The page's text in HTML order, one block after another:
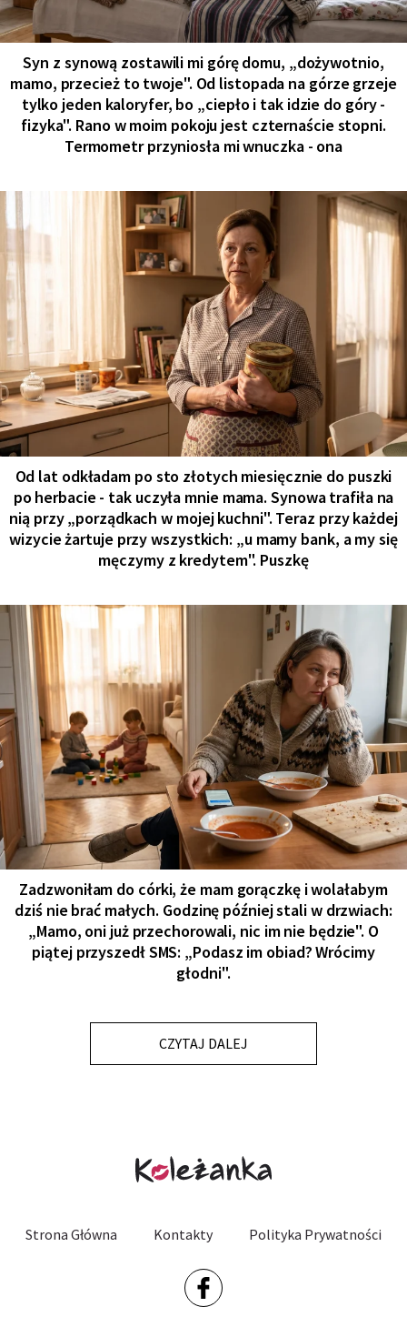
Syn z synową zostawili mi górę domu, „dożywotnio,
mamo, przecież to twoje". Od listopada na górze grzeje
tylko jeden kaloryfer, bo „ciepło i tak idzie do góry -
fizyka". Rano w moim pokoju jest czternaście stopni.
Termometr przyniosła mi wnuczka - ona
Od lat odkładam po sto złotych miesięcznie do puszki
po herbacie - tak uczyła mnie mama. Synowa trafiła na
nią przy „porządkach w mojej kuchni". Teraz przy każdej
wizycie żartuje przy wszystkich: „u mamy bank, a my się
męczymy z kredytem". Puszkę
Zadzwoniłam do córki, że mam gorączkę i wolałabym
dziś nie brać małych. Godzinę później stali w drzwiach:
„Mamo, oni już przechorowali, nic im nie będzie". O
piątej przyszedł SMS: „Podasz im obiad? Wrócimy
głodni".
CZYTAJ DALEJ
Strona Główna Kontakty Polityka Prywatności